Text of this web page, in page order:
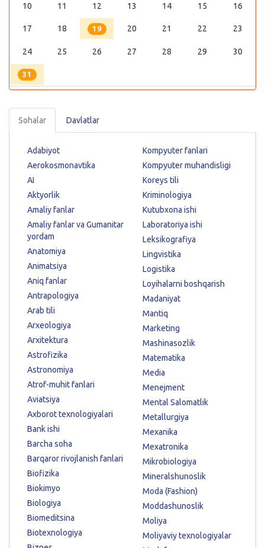
10 11 12 13 14 15 16
17 18 19 20 21 22 23
24 25 26 27 28 29 30
31
Sohalar Davlatlar
Adabiyot
Aerokosmonavtika
AI
Aktyorlik
Amaliy fanlar
Amaliy fanlar va Gumanitar
yordam
Anatomiya
Animatsiya
Aniq fanlar
Antrapologiya
Arab tili
Arxeologiya
Arxitektura
Astrofizika
Astronomiya
Atrof-muhit fanlari
Aviatsiya
Axborot texnologiyalari
Bank ishi
Barcha soha
Barqaror rivojlanish fanlari
Biofizika
Biokimyo
Biologiya
Biomeditsina
Biotexnologiya
Kompyuter fanlari
Kompyuter muhandisligi
Koreys tili
Kriminologiya
Kutubxona ishi
Laboratoriya ishi
Leksikografiya
Lingvistika
Logistika
Loyihalarni boshqarish
Madaniyat
Mantiq
Marketing
Mashinasozlik
Matematika
Media
Menejment
Mental Salomatlik
Metallurgiya
Mexanika
Mexatronika
Mikrobiologiya
Mineralshunoslik
Moda (Fashion)
Moddashunoslik
Moliya
Moliyaviy texnologiyalar